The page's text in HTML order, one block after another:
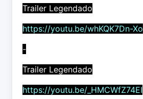
Trailer Legendado
https://youtu.be/whKQK7Dn-Xo
-
Trailer Legendado
https://youtu.be/_HMCWfZ74EI